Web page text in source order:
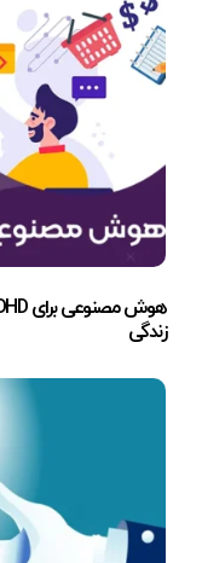
هوش مصنوعی برای ADHD: راهکاری نوین برای مدیریت تمرکز و بهبود
زندگی